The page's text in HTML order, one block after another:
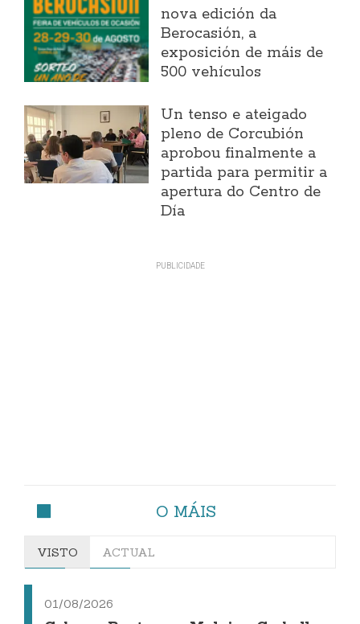
nova edición da
Berocasión, a
exposición de máis de
500 vehículos
Un tenso e ateigado
pleno de Corcubión
aprobou finalmente a
partida para permitir a
apertura do Centro de
Día
O MÁIS
VISTO ACTUAL
01/08/2026